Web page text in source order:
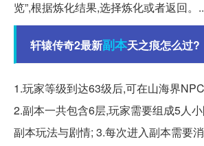
览”,根据炼化结果,选择炼化或者返回。
轩辕传奇2最新副本天之痕怎么过?
1.玩家等级到达63级后,可在山海界
2.副本一共包含6层,玩家需要组成5人
副本玩法与剧情; 3.每次进入副本需要消